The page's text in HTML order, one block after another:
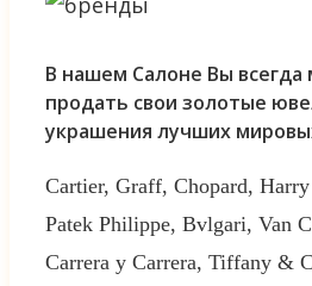
В нашем Салоне Вы
продать свои золотые
украшения лучших
Cartier, Graff, Chopard,
Patek Philippe, Bvlgari, Van
Carrera y Carrera, Tiffany &